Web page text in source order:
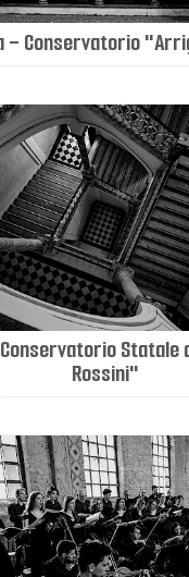
- Conservatorio
Statale
Rossini"